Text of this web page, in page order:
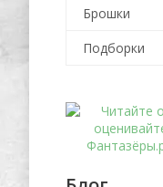
Брошки
Подборки